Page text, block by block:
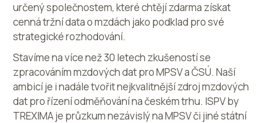
určený společnostem, které chtějí zdarma získat
cenná tržní data o mzdách jako podklad pro své
strategické rozhodování.
Stavíme na více než 30 letech zkušeností se
zpracováním mzdových dat pro MPSV a ČSÚ. Naší
ambicí je i nadále tvořit nejkvalitnější zdroj mzdových
dat pro řízení odměňování na českém trhu. ISPV by
TREXIMA je průzkum nezávislý na MPSV či jiné státní